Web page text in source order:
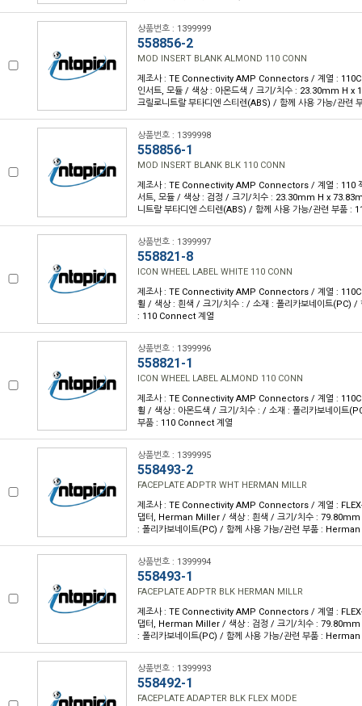
상품번호 : 1399999
558856-2
MOD INSERT BLANK ALMOND 110 CONN
제조사 : TE Connectivity AMP Connectors / 계열 :
인서트, 모듈 / 색상 : 아몬드색 / 크기/치수 : 23.30mm H x
크릴로니트랄 부타디엔 스티렌(ABS) / 함께 사용 가능/관련
상품번호 : 1399998
558856-1
MOD INSERT BLANK BLK 110 CONN
제조사 : TE Connectivity AMP Connectors / 계열 : 110
서트, 모듈 / 색상 : 검정 / 크기/치수 : 23.30mm H x
니트랄 부타디엔 스티렌(ABS) / 함께 사용 가능/관련 부품 :
상품번호 : 1399997
558821-8
ICON WHEEL LABEL WHITE 110 CONN
제조사 : TE Connectivity AMP Connectors / 계열 :
휠 / 색상 : 흰색 / 크기/치수 : / 소재 : 폴리카보네이트(PC) /
: 110 Connect 계열
상품번호 : 1399996
558821-1
ICON WHEEL LABEL ALMOND 110 CONN
제조사 : TE Connectivity AMP Connectors / 계열 :
휠 / 색상 : 아몬드색 / 크기/치수 : / 소재 : 폴리카보네이트
부품 : 110 Connect 계열
상품번호 : 1399995
558493-2
FACEPLATE ADPTR WHT HERMAN MILLR
제조사 : TE Connectivity AMP Connectors / 계열 :
댑터, Herman Miller / 색상 : 흰색 / 크기/치수 :
: 폴리카보네이트(PC) / 함께 사용 가능/관련 부품 :
상품번호 : 1399994
558493-1
FACEPLATE ADPTR BLK HERMAN MILLR
제조사 : TE Connectivity AMP Connectors / 계열 :
댑터, Herman Miller / 색상 : 검정 / 크기/치수 :
: 폴리카보네이트(PC) / 함께 사용 가능/관련 부품 :
상품번호 : 1399993
558492-1
FACEPLATE ADAPTER BLK FLEX MODE